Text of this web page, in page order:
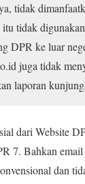
tidak
tidak
DPR ke luar
juga tidak
laporan
dari Website
7. Bahkan
dan